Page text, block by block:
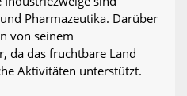
Pharmazeutika. Darüber
von seinem
da das fruchtbare Land
Aktivitäten unterstützt.